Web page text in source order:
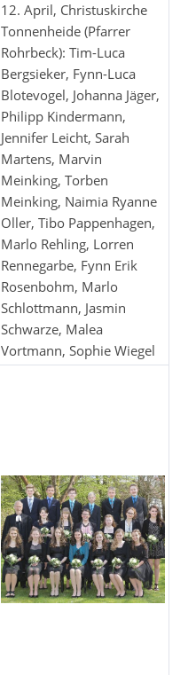
12. April, Christuskirche
Tonnenheide (Pfarrer
Rohrbeck): Tim-Luca
Bergsieker, Fynn-Luca
Blotevogel, Johanna Jäger,
Philipp Kindermann,
Jennifer Leicht, Sarah
Martens, Marvin
Meinking, Torben
Meinking, Naimia Ryanne
Oller, Tibo Pappenhagen,
Marlo Rehling, Lorren
Rennegarbe, Fynn Erik
Rosenbohm, Marlo
Schlottmann, Jasmin
Schwarze, Malea
Vortmann, Sophie Wiegel